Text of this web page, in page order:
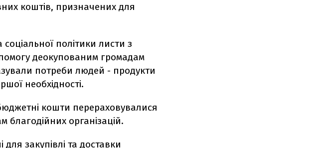
коштів, призначених для
соціальної політики листи з
деокупованим громадам
потреби людей - продукти
необхідності.
кошти перераховувалися
благодійних організацій.
закупівлі та доставки